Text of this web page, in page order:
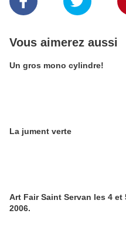
Vous aimerez aussi
Un gros mono cylindre!
La jument verte
Art Fair Saint Servan les 4 et
2006.